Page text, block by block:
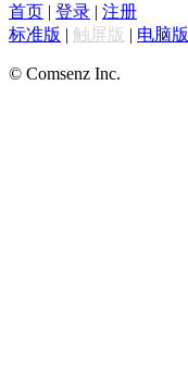
首页 | 登录 | 注册
标准版 | 触屏版 | 电脑版
© Comsenz Inc.